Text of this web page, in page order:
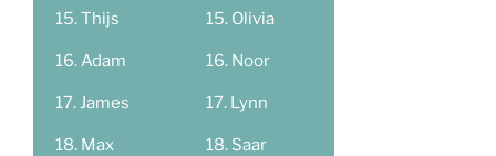
Thijs
Adam
James
Max
Olivia
Noor
Lynn
Saar